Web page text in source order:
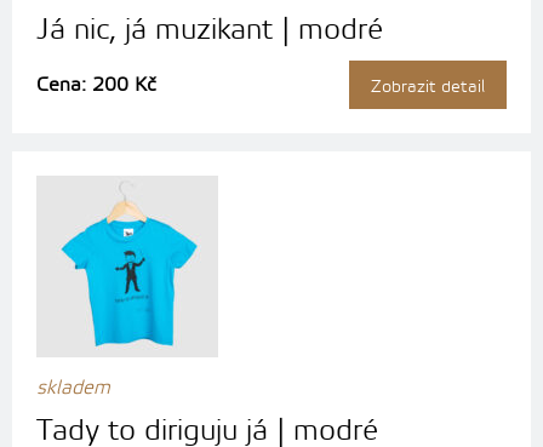
Já nic, já muzikant | modré
Cena: 200 Kč Zobrazit detail
skladem
Tady to diriguju já | modré